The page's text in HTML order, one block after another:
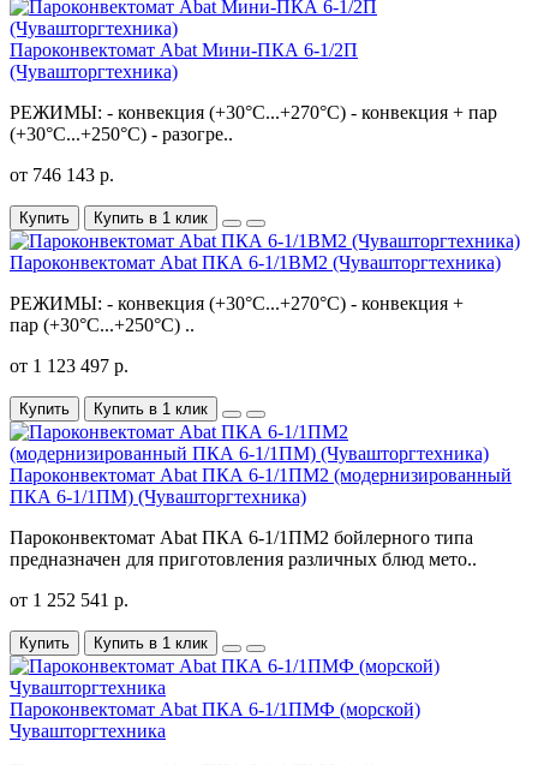
Пароконвектомат Abat Мини-ПКА 6-1/2П
(Чувашторгтехника)
РЕЖИМЫ: - конвекция (+30°С...+270°С) - конвекция + пар
(+30°С...+250°С) - разогре..
от 746 143 р.
Купить Купить в 1 клик
Пароконвектомат Abat ПКА 6-1/1ВМ2 (Чувашторгтехника)
РЕЖИМЫ: - конвекция (+30°С...+270°С) - конвекция +
пар (+30°С...+250°С) ..
от 1 123 497 р.
Купить Купить в 1 клик
Пароконвектомат Abat ПКА 6-1/1ПМ2 (модернизированный
ПКА 6-1/1ПМ) (Чувашторгтехника)
Пароконвектомат Abat ПКА 6-1/1ПМ2 бойлерного типа
предназначен для приготовления различных блюд мето..
от 1 252 541 р.
Купить Купить в 1 клик
Пароконвектомат Abat ПКА 6-1/1ПМФ (морской)
Чувашторгтехника